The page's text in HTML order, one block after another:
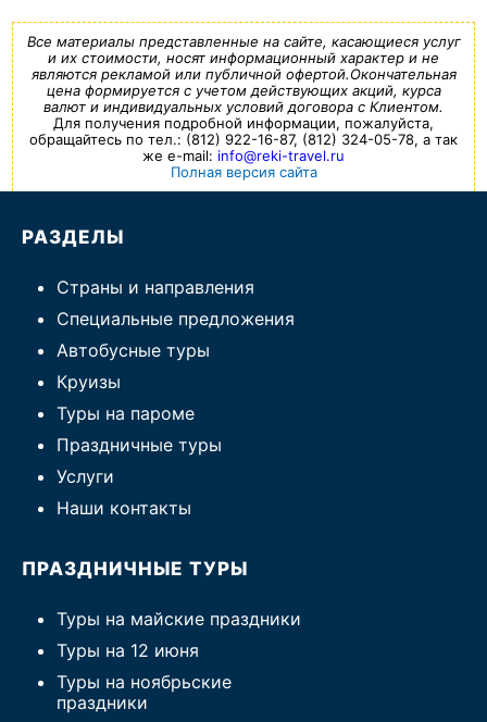
Все материалы представленные на сайте, касающиеся услуг
и их стоимости, носят информационный характер и не
являются рекламой или публичной офертой.Окончательная
цена формируется с учетом действующих акций, курса
валют и индивидуальных условий договора с Клиентом.
Для получения подробной информации, пожалуйста,
обращайтесь по тел.: (812) 922-16-87, (812) 324-05-78, а так
же e-mail: info@reki-travel.ru
Полная версия сайта
РАЗДЕЛЫ
Страны и направления
Специальные предложения
Автобусные туры
Круизы
Туры на пароме
Праздничные туры
Услуги
Наши контакты
ПРАЗДНИЧНЫЕ ТУРЫ
Туры на майские праздники
Туры на 12 июня
Туры на ноябрьские
праздники